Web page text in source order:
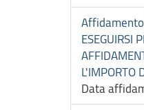
Affidamento
ESEGUIRSI
L'IMPORTO
Data